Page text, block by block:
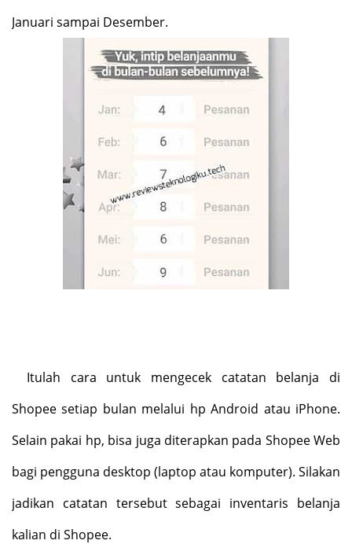
Januari sampai Desember.
Itulah cara untuk mengecek catatan belanja di
Shopee setiap bulan melalui hp Android atau iPhone.
Selain pakai hp, bisa juga diterapkan pada Shopee Web
bagi pengguna desktop (laptop atau komputer). Silakan
jadikan catatan tersebut sebagai inventaris belanja
kalian di Shopee.